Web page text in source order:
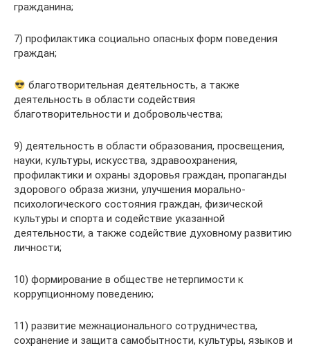
гражданина;
7) профилактика социально опасных форм поведения
граждан;
благотворительная деятельность, а также
деятельность в области содействия
благотворительности и добровольчества;
9) деятельность в области образования, просвещения,
науки, культуры, искусства, здравоохранения,
профилактики и охраны здоровья граждан, пропаганды
здорового образа жизни, улучшения морально-
психологического состояния граждан, физической
культуры и спорта и содействие указанной
деятельности, а также содействие духовному развитию
личности;
10) формирование в обществе нетерпимости к
коррупционному поведению;
11) развитие межнационального сотрудничества,
сохранение и защита самобытности, культуры, языков и